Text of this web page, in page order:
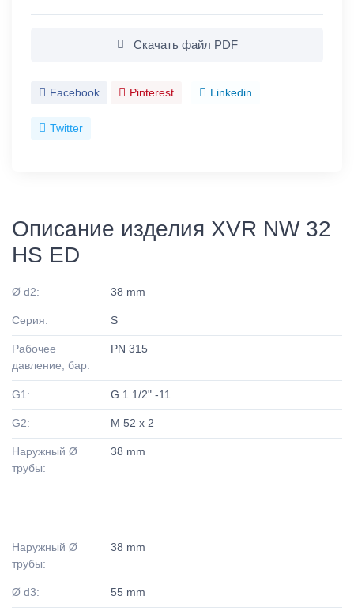
Скачать файл PDF
Facebook Pinterest Linkedin
Twitter
Описание изделия XVR NW 32
HS ED
Ø d2: 38 mm
Серия: S
Рабочее
давление, бар:
PN 315
G1: G 1.1/2" -11
G2: M 52 x 2
Наружный Ø
трубы:
38 mm
Наружный Ø
трубы:
38 mm
Ø d3: 55 mm